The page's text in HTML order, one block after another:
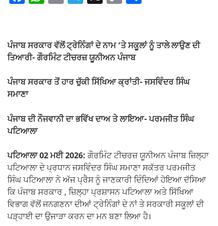
e
b
o
o
s
A
p
p
gr
a
m
y
Li
n
k
e
ਪੰਜਾਬ ਸਰਕਾਰ ਵੱਲੋਂ ਟ੍ਰੇਨਿੰਗਾਂ ਦੇ ਨਾਮ ‘ਤੇ ਸਕੂਲਾਂ ਨੂੰ ਤਾਲੇ ਲਾਉਣ ਦੀ
ਤਿਆਰੀ- ਗੌਰਮਿੰਟ ਟੀਚਰਜ਼ ਯੂਨੀਅਨ ਪੰਜਾਬ
ਪੰਜਾਬ ਸਰਕਾਰ ਤੋਂ ਹਾਰ ਚੁੱਕੀ ਸਿੱਖਿਆ ਕ੍ਰਾਂਤੀ- ਜਸਵਿੰਦਰ ਸਿੰਘ
ਸਮਾਣਾ
ਪੰਜਾਬ ਦੀ ਨੌਜਵਾਨੀ ਦਾ ਭਵਿੱਖ ਦਾਅ ਤੇ ਲਾਇਆ- ਪਰਮਜੀਤ ਸਿੰਘ
ਪਟਿਆਲਾ
ਪਟਿਆਲਾ 02 ਮਈ 2026: ਗੌਰਮਿੰਟ ਟੀਚਰਜ਼ ਯੂਨੀਅਨ ਪੰਜਾਬ ਜ਼ਿਲ੍ਹਾ
ਪਟਿਆਲਾ ਦੇ ਪ੍ਰਧਾਨ ਜਸਵਿੰਦਰ ਸਿੰਘ ਸਮਾਣਾ ਸਕੱਤਰ ਪਰਮਜੀਤ
ਸਿੰਘ ਪਟਿਆਲਾ ਨੇ ਅੱਜ ਪ੍ਰੈਸ ਨੂੰ ਜਾਣਕਾਰੀ ਦਿੰਦਿਆਂ ਹੋਇਆ ਦੱਸਿਆ
ਕਿ ਪੰਜਾਬ ਸਰਕਾਰ , ਜ਼ਿਲ੍ਹਾ ਪ੍ਰਸ਼ਾਸਨ ਪਟਿਆਲਾ ਅਤੇ ਸਿੱਖਿਆ
ਵਿਭਾਗ ਵੱਲੋਂ ਜਨਗਣਨਾ ਦੀਆਂ ਟ੍ਰੇਨਿੰਗਾਂ ਦੇ ਨਾਂ ਤੇ ਸਰਕਾਰੀ ਸਕੂਲਾਂ ਦੀ
ਪੜ੍ਹਾਈ ਦਾ ਉਜਾੜਾ ਕਰਨ ਦਾ ਮਨ ਬਣਾ ਲਿਆ ਹੈ।